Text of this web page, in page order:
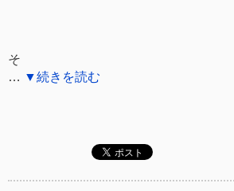
そ
… ▼続きを読む